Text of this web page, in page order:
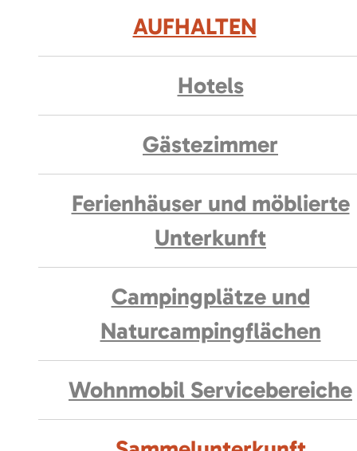
AUFHALTEN
Hotels
Gästezimmer
Ferienhäuser und möblierte
Unterkunft
Campingplätze und
Naturcampingflächen
Wohnmobil Servicebereiche